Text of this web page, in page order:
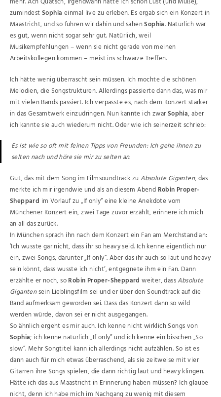
zumindestSophia einmal live zu erleben. Es ergab sich ein Konzert in
Maastricht, und so fuhren wir dahin und sahenSophia. Natürlich war
es gut, wenn nicht sogar sehr gut. Natürlich, weil
Musikempfehlungen – wenn sie nicht gerade von meinen
Arbeitskollegen kommen – meist ins schwarze Treffen.
Ich hätte wenig überrascht sein müssen. Ich mochte die schönen
Melodien, die Songstrukturen. Allerdings passierte dann das, was mir
mit vielen Bands passiert. Ich verpasste es, nach dem Konzert stärker
in das Gesamtwerk einzudringen. Nun kannte ich zwarSophia, aber
ich kannte sie auch wiederum nicht. Oder wie ich seinerzeit schrieb:
Es ist wie so oft mit feinen Tipps von Freunden: Ich gehe ihnen zu
selten nach und höre sie mir zu selten an.
Gut, das mit dem Song im Filmsoundtrack zuAbsolute Giganten, das
merkte ich mir irgendwie und als an diesem Abend Robin Proper-
Sheppard im Vorlauf zu „If only“ eine kleine Anekdote vom
Münchener Konzert ein, zwei Tage zuvor erzählt, erinnere ich mich
an all das zurück.
In München sprach ihn nach dem Konzert ein Fan am Merchstand an:
’Ich wusste gar nicht, dass ihr so heavy seid. Ich kenne eigentlich nur
ein, zwei Songs, darunter „If only”. Aber das ihr auch so laut und heavy
sein könnt, dass wusste ich nicht’, entgegnete ihm ein Fan. Dann
erzählte er noch, soRobin Proper-Sheppardweiter, dassAbsolute
Gigantensein Lieblingsfilm sei und er über den Soundtrack auf die
Band aufmerksam geworden sei. Dass das Konzert dann so wild
werden würde, davon sei er nicht ausgegangen.
So ähnlich ergeht es mir auch. Ich kenne nicht wirklich Songs von
Sophia; ich kenne natürlich „If only” und ich kenne ein bisschen „So
slow”. Mehr Songtitel kann ich allerdings nicht aufzählen. So ist es
dann auch für mich etwas überraschend, als sie zeitweise mit vier
Gitarren ihre Songs spielen, die dann richtig laut und heavy klingen.
Hätte ich das aus Maastricht in Erinnerung haben müssen? Ich glaube
nicht, denn ich habe mich im Nachgang zu wenig mit diesem